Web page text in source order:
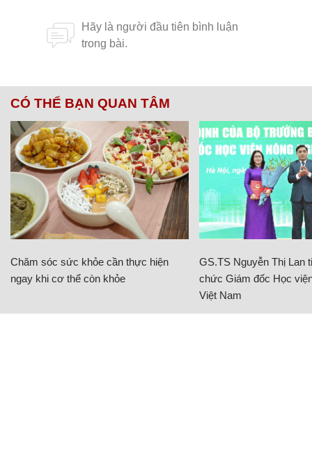
CÓ THỂ BẠN QUAN TÂM
Chăm sóc sức khỏe cần thực hiện
ngay khi cơ thể còn khỏe
GS.TS Nguyễn Thị Lan
chức Giám đốc Học
Việt Nam